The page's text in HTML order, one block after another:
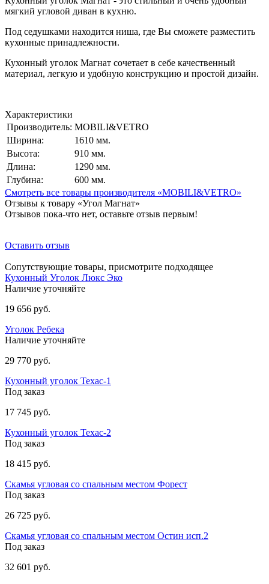
мягкий угловой диван в кухню.
Под седушками находится ниша, где Вы сможете разместить
кухонные принадлежности.
Кухонный уголок Магнат сочетает в себе качественный
материал, легкую и удобную конструкцию и простой дизайн.
Характеристики
Производитель: MOBILI&VETRO
Ширина:
1610 мм.
Высота:
910 мм.
Длина:
1290 мм.
Глубина:
600 мм.
Смотреть все товары производителя «MOBILI&VETRO»
Отзывы к товару «Угол Магнат»
Отзывов пока-что нет, оставьте отзыв первым!
Оставить отзыв
Сопутствующие товары, присмотрите подходящее
Кухонный Уголок Люкс Эко
Наличие уточняйте
19 656 руб.
Уголок Ребека
Наличие уточняйте
29 770 руб.
Кухонный уголок Техас-1
Под заказ
17 745 руб.
Кухонный уголок Техас-2
Под заказ
18 415 руб.
Скамья угловая со спальным местом Форест
Под заказ
26 725 руб.
Скамья угловая со спальным местом Остин исп.2
Под заказ
32 601 руб.